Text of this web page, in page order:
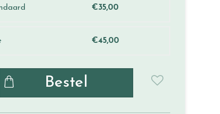
€35,00
€45,00